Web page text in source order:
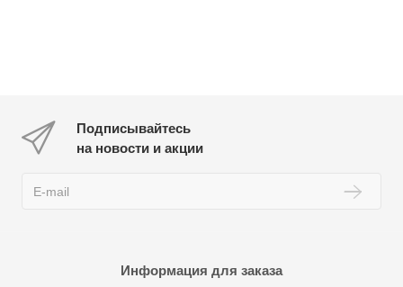
Подписывайтесь
на новости и акции
Информация для заказа